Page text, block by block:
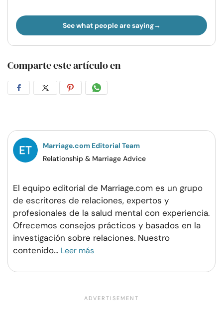
See what people are saying
Comparte este artículo en
CompartirCompartirCompartirCompartir
Marriage.com Editorial Team
Relationship & Marriage Advice
El equipo editorial de Marriage.com es un grupo
de escritores de relaciones, expertos y
profesionales de la salud mental con experiencia.
Ofrecemos consejos prácticos y basados en la
investigación sobre relaciones. Nuestro
contenido... Leer más